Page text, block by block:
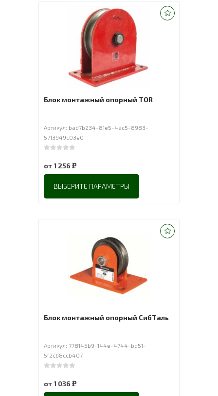
Блок монтажный опорный TOR
Артикул: bad7b234-81e5-4ac5-8983-
5713949c03e0
от1 256 ₽
ВЫБЕРИТЕ ПАРАМЕТРЫ
Блок монтажный опорный СибТаль
Артикул: 778145b9-144e-4744-bd51-
5f2c68ccb407
от1 036 ₽